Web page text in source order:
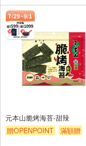
元本山脆烤海苔-甜辣
贈OPENPOINT
滿額贈